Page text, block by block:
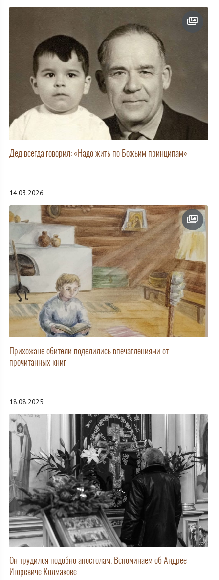
Дед всегда говорил: «Надо жить по Божьим принципам»
14.03.2026
Прихожане обители поделились впечатлениями от
прочитанных книг
18.08.2025
Он трудился подобно апостолам. Вспоминаем об Андрее
Игоревиче Колмакове